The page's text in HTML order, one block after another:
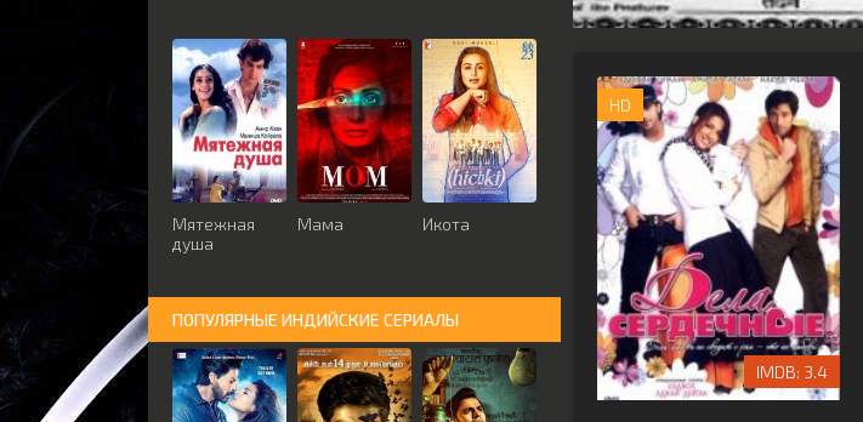
HD
3.4
Мятежная
душа
Мама Икота
ПОПУЛЯРНЫЕ ИНДИЙСКИЕ СЕРИАЛЫ